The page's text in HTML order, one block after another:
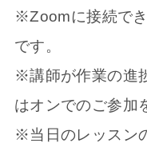
※Zoomに接続で
です。
※講師が作業の進
はオンでのご参加
※当日のレッスン